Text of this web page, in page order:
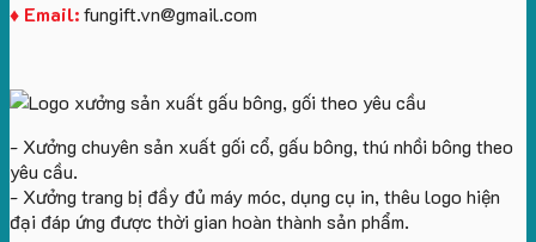
♦ Email:fungift.vn@gmail.com
- Xưởng chuyên sản xuất gối cổ, gấu bông, thú nhồi bông theo
yêu cầu.
- Xưởng trang bị đầy đủ máy móc, dụng cụ in, thêu logo hiện
đại đáp ứng được thời gian hoàn thành sản phẩm.